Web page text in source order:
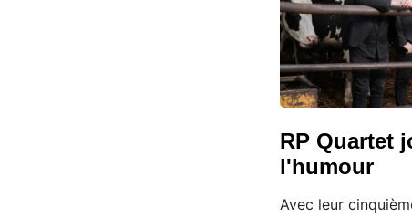
RP Quartet
l'humour
Avec leur